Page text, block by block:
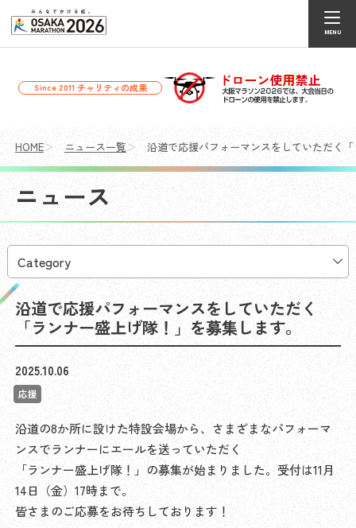
Since 2011 チャリティの成果
HOME ニュース一覧 沿道で応援パフォーマンスをしていただく
ニュース
沿道で応援パフォーマンスをしていただく
「ランナー盛上げ隊！」を募集します。
2025.10.06
応援
沿道の8か所に設けた特設会場から、さまざまなパフォーマ
ンスでランナーにエールを送っていただく
「ランナー盛上げ隊！」の募集が始まりました。受付は11月
14日（金）17時まで。
皆さまのご応募をお待ちしております！